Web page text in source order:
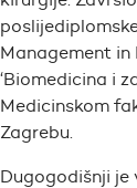
Management in
‘Biomedicina i
Medicinskom
Zagrebu.
Dugogodišnji je